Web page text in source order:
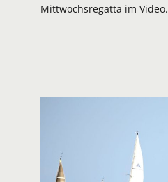
Mittwochsregatta im Video.